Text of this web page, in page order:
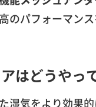
のパフォーマン
はどうやっ
気をより効果的